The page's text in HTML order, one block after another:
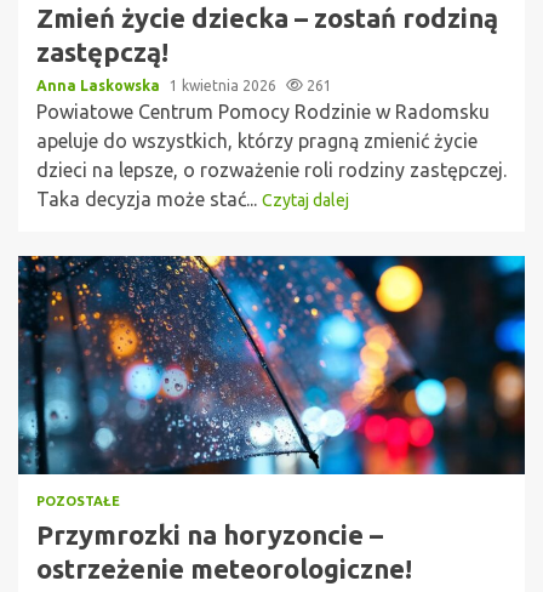
Zmień życie dziecka – zostań rodziną
zastępczą!
Anna Laskowska 1 kwietnia 2026 261
Powiatowe Centrum Pomocy Rodzinie w Radomsku
apeluje do wszystkich, którzy pragną zmienić życie
dzieci na lepsze, o rozważenie roli rodziny zastępczej.
Taka decyzja może stać... Czytaj dalej
POZOSTAŁE
Przymrozki na horyzoncie –
ostrzeżenie meteorologiczne!